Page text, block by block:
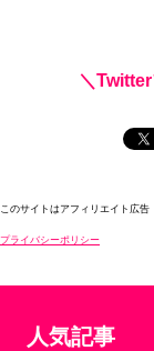
＼
このサイトはアフィリエイト広告
プライバシーポリシー
人気記事